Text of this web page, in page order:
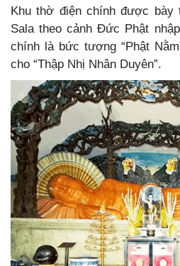
Khu thờ điện chính được bày
Sala theo cảnh Đức Phật
chính là bức tượng “Phật
cho “Thập Nhị Nhân Duyên”.